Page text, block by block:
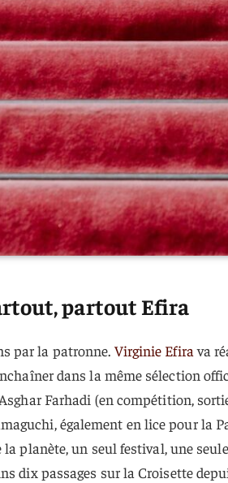
partout Efira
par la patronne. Virginie Efirava
dans la même sélection
Farhadi (en compétition,
également en lice pour la
la planète, un seul festival, une
dix passages sur la Croisette